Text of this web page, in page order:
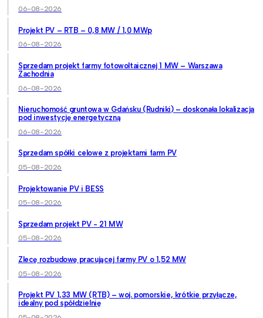
06-08-2026
Projekt PV – RTB – 0,8 MW / 1,0 MWp
06-08-2026
Sprzedam projekt farmy fotowoltaicznej 1 MW – Warszawa
Zachodnia
06-08-2026
Nieruchomość gruntowa w Gdańsku (Rudniki) – doskonała lokalizacja
pod inwestycję energetyczną
06-08-2026
Sprzedam spółki celowe z projektami farm PV
05-08-2026
Projektowanie PV i BESS
05-08-2026
Sprzedam projekt PV - 21 MW
05-08-2026
Zlecę rozbudowę pracującej farmy PV o 1,52 MW
05-08-2026
Projekt PV 1,33 MW (RTB) – woj. pomorskie, krótkie przyłącze,
idealny pod spółdzielnię